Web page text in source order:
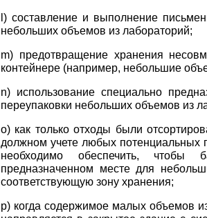
l) составление и выполнение
небольших объемов из лабораторий;
m) предотвращение хранения
контейнере (например, небольшие
n) использование специально
переупаковки небольших объемов из
o) как только отходы были
должном учете любых потенциальных
необходимо обеспечить,
предназначенном месте для
соответствующую зону хранения;
p) когда содержимое малых объемов